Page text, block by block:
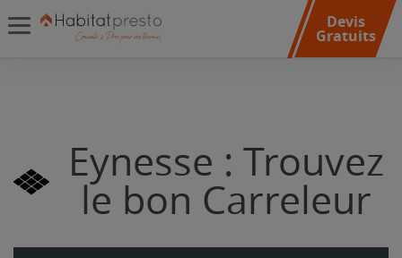
Devis
Gratuits
Eynesse : Trouvez
le bon Carreleur